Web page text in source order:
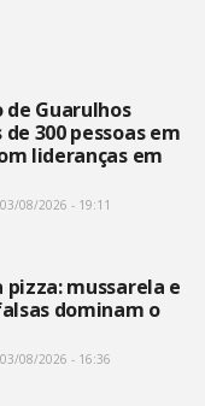
Guarulhos
300 pessoas em
lideranças em
03/08/2026 - 19:11
pizza: mussarela e
dominam o
03/08/2026 - 16:36